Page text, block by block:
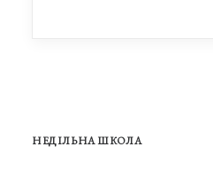
НЕДІЛЬНА ШКОЛА